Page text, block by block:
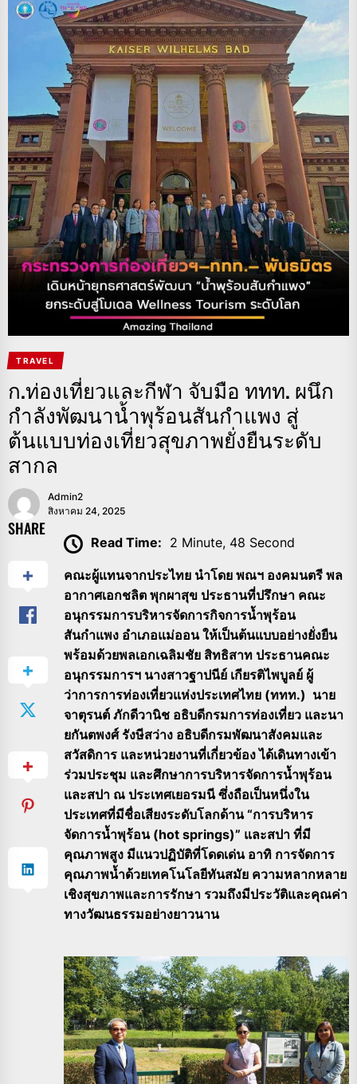
TRAVEL
ก.ท่องเที่ยวและกีฬา จับมือ ททท. ผนึก
กำลังพัฒนาน้ำพุร้อนสันกำแพง สู่
ต้นแบบท่องเที่ยวสุขภาพยั่งยืนระดับ
สากล
Admin2
สิงหาคม 24, 2025
SHARE
Read Time: 2 Minute, 48 Second
คณะผู้แทนจากประไทย นำโดย พณฯ องคมนตรี พล
อากาศเอกชลิต พุกผาสุข ประธานที่ปรึกษา คณะ
อนุกรรมการบริหารจัดการกิจการน้ำพุร้อน
สันกำแพง อำเภอแม่ออน ให้เป็นต้นแบบอย่างยั่งยืน
พร้อมด้วยพลเอกเฉลิมชัย สิทธิสาท ประธานคณะ
อนุกรรมการฯ นางสาวฐาปนีย์ เกียรติไพบูลย์ ผู้
ว่าการการท่องเที่ยวแห่งประเทศไทย (ททท.) นาย
จาตุรนต์ ภักดีวานิช อธิบดีกรมการท่องเที่ยว และนา
ยกันตพงศ์ รังษีสว่าง อธิบดีกรมพัฒนาสังคมและ
สวัสดิการ และหน่วยงานที่เกี่ยวข้อง ได้เดินทางเข้า
ร่วมประชุม และศึกษาการบริหารจัดการน้ำพุร้อน
และสปา ณ ประเทศเยอรมนี ซึ่งถือเป็นหนึ่งใน
ประเทศที่มีชื่อเสียงระดับโลกด้าน “การบริหาร
จัดการน้ำพุร้อน (hot springs)” และสปา ที่มี
คุณภาพสูง มีแนวปฏิบัติที่โดดเด่น อาทิ การจัดการ
คุณภาพน้ำด้วยเทคโนโลยีทันสมัย ความหลากหลาย
เชิงสุขภาพและการรักษา รวมถึงมีประวัติและคุณค่า
ทางวัฒนธรรมอย่างยาวนาน